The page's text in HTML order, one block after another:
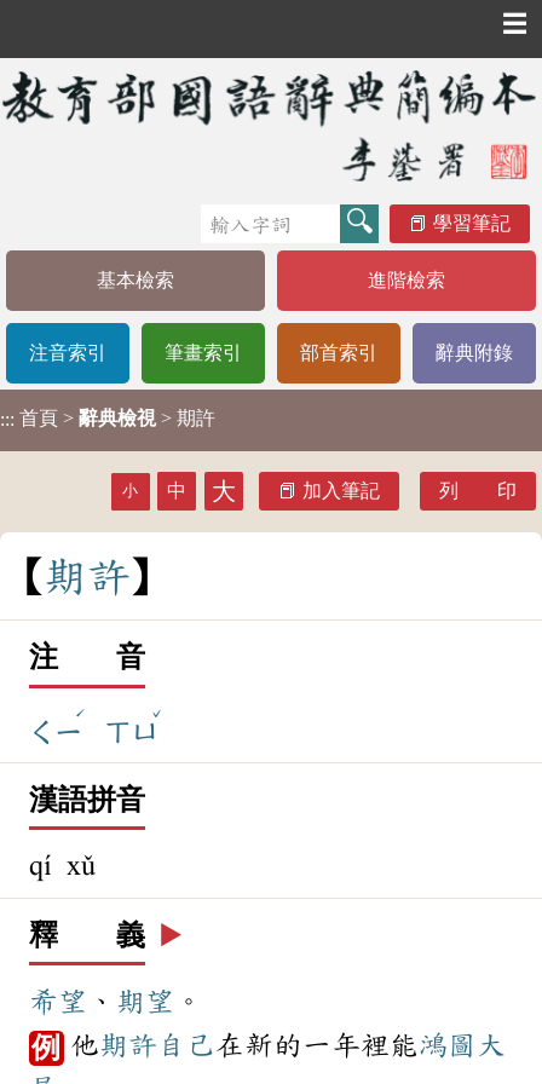
☰
學習筆記
基本檢索 進階檢索
注音索引 筆畫索引 部首索引 辭典附錄
::: 首頁 > 辭典檢視 > 期許
小 中 大 加入筆記 列 印
期許
注 音
ㄑㄧ
ˊ
ㄒㄩ
ˇ
漢語拼音
qí xǔ
釋 義 ▶️
希望 、 期望 。
例 他期許 自己在新的一年裡能鴻圖大